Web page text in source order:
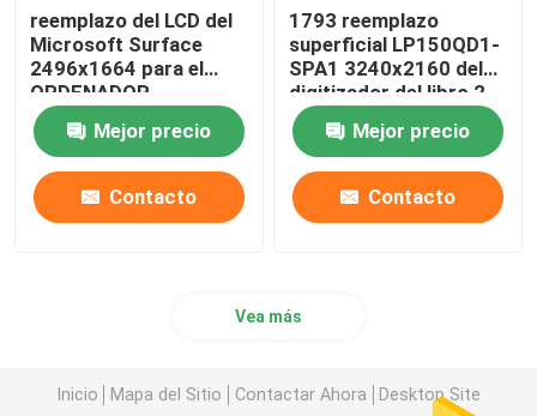
reemplazo del LCD del
Microsoft Surface
2496x1664 para el
ORDENADOR
PORTÁTIL 3 15" 1872
1873
Mejor precio
Contacto
1793 reemplazo
superficial LP150QD1-
SPA1 3240x2160 del
digitizador del libro 2
Mejor precio
Contacto
Vea más
Inicio Mapa del Sitio Contactar Ahora Desktop Site